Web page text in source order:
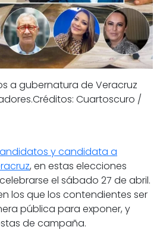
a gubernatura de Veracruz
Créditos: Cuartoscuro /
ycandidata a
, en estas elecciones
el sábado 27 de abril.
los que los contendientes ser
pública para exponer, y
de campaña.